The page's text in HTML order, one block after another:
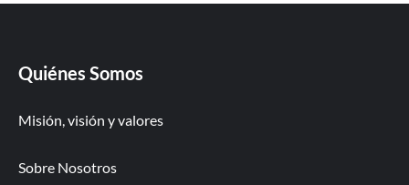
Quiénes Somos
Misión, visión y valores
Sobre Nosotros